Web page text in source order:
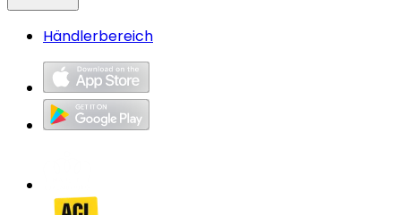
Händlerbereich